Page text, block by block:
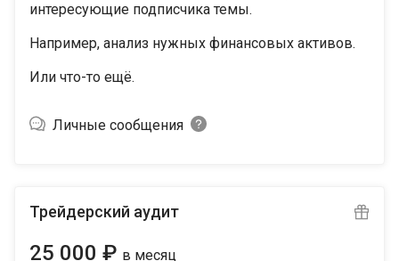
интересующие подписчика темы.
Например, анализ нужных финансовых активов.
Или что-то ещё.
Личные сообщения
Трейдерский аудит
25 000 ₽ в месяц